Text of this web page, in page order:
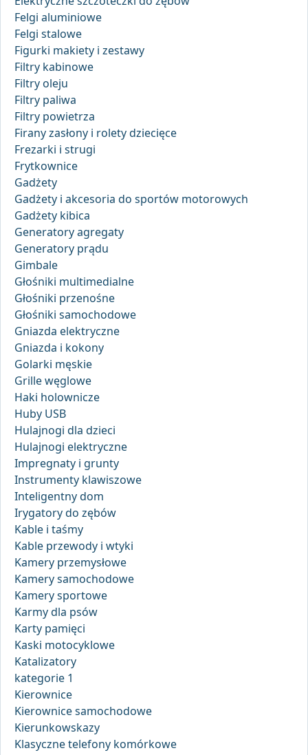
Felgi aluminiowe
Felgi stalowe
Figurki makiety i zestawy
Filtry kabinowe
Filtry oleju
Filtry paliwa
Filtry powietrza
Firany zasłony i rolety dziecięce
Frezarki i strugi
Frytkownice
Gadżety
Gadżety i akcesoria do sportów motorowych
Gadżety kibica
Generatory agregaty
Generatory prądu
Gimbale
Głośniki multimedialne
Głośniki przenośne
Głośniki samochodowe
Gniazda elektryczne
Gniazda i kokony
Golarki męskie
Grille węglowe
Haki holownicze
Huby USB
Hulajnogi dla dzieci
Hulajnogi elektryczne
Impregnaty i grunty
Instrumenty klawiszowe
Inteligentny dom
Irygatory do zębów
Kable i taśmy
Kable przewody i wtyki
Kamery przemysłowe
Kamery samochodowe
Kamery sportowe
Karmy dla psów
Karty pamięci
Kaski motocyklowe
Katalizatory
kategorie 1
Kierownice
Kierownice samochodowe
Kierunkowskazy
Klasyczne telefony komórkowe